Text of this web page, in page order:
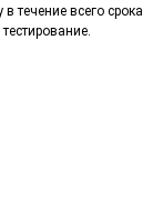
течение всего срока